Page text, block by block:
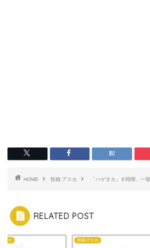
HOME 投稿:アスカ 「ハゲタカ」６時間、一
RELATED POST
スカ 投稿:アスカ